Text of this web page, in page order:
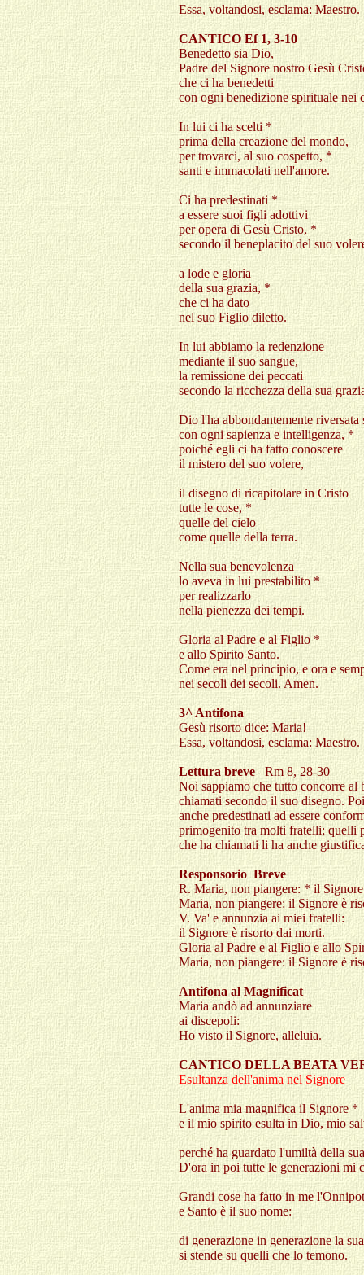
Essa, voltandosi, esclama: Maestro.
CANTICO Ef 1, 3-10
Benedetto sia Dio,
Padre del Signore nostro Gesù
che ci ha benedetti
con ogni benedizione spirituale
In lui ci ha scelti *
prima della creazione del mondo,
per trovarci, al suo cospetto, *
santi e immacolati nell'amore.
Ci ha predestinati *
a essere suoi figli adottivi
per opera di Gesù Cristo, *
secondo il beneplacito del suo
a lode e gloria
della sua grazia, *
che ci ha dato
nel suo Figlio diletto.
In lui abbiamo la redenzione
mediante il suo sangue,
la remissione dei peccati
secondo la ricchezza della sua
Dio l'ha abbondantemente
con ogni sapienza e intelligenza, *
poiché egli ci ha fatto conoscere
il mistero del suo volere,
il disegno di ricapitolare in Cristo
tutte le cose, *
quelle del cielo
come quelle della terra.
Nella sua benevolenza
lo aveva in lui prestabilito *
per realizzarlo
nella pienezza dei tempi.
Gloria al Padre e al Figlio *
e allo Spirito Santo.
Come era nel principio, e ora e
nei secoli dei secoli. Amen.
3^ Antifona
Gesù risorto dice: Maria!
Essa, voltandosi, esclama: Maestro.
Lettura breve
Rm 8, 28-30
Noi sappiamo che tutto concorre al
chiamati secondo il suo disegno.
anche predestinati ad essere
primogenito tra molti fratelli; quelli
che ha chiamati li ha anche
Responsorio Breve
R. Maria, non piangere: * il
Maria, non piangere: il Signore è
V. Va' e annunzia ai miei fratelli:
il Signore è risorto dai morti.
Gloria al Padre e al Figlio e allo
Maria, non piangere: il Signore è
Antifona al Magnificat
Maria andò ad annunziare
ai discepoli:
Ho visto il Signore, alleluia.
CANTICO DELLA BEATA
Esultanza dell'anima nel Signore
L'anima mia magnifica il Signore *
e il mio spirito esulta in Dio, mio
perché ha guardato l'umiltà della
D'ora in poi tutte le generazioni mi
Grandi cose ha fatto in me
e Santo è il suo nome:
di generazione in generazione la
si stende su quelli che lo temono.